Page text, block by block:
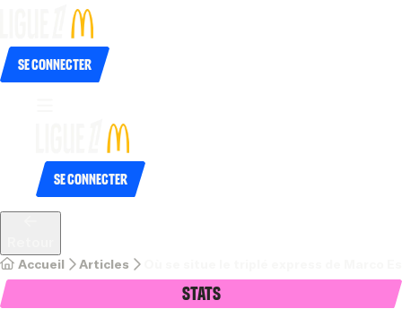
Se connecter
Se connecter
Accueil Articles
Stats